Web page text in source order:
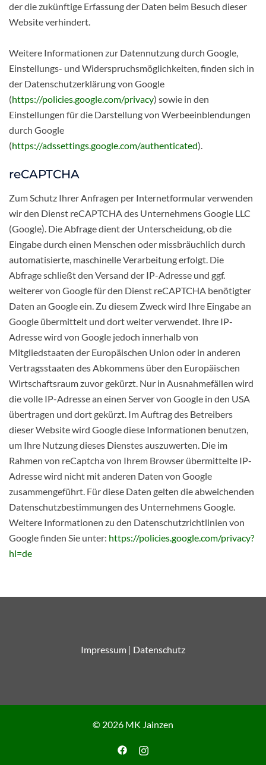
der die zukünftige Erfassung der Daten beim Besuch dieser
Website verhindert.
Weitere Informationen zur Datennutzung durch Google,
Einstellungs- und Widerspruchsmöglichkeiten, finden sich in
der Datenschutzerklärung von Google
(https://policies.google.com/privacy) sowie in den
Einstellungen für die Darstellung von Werbeeinblendungen
durch Google
(https://adssettings.google.com/authenticated).
reCAPTCHA
Zum Schutz Ihrer Anfragen per Internetformular verwenden
wir den Dienst reCAPTCHA des Unternehmens Google LLC
(Google). Die Abfrage dient der Unterscheidung, ob die
Eingabe durch einen Menschen oder missbräuchlich durch
automatisierte, maschinelle Verarbeitung erfolgt. Die
Abfrage schließt den Versand der IP-Adresse und ggf.
weiterer von Google für den Dienst reCAPTCHA benötigter
Daten an Google ein. Zu diesem Zweck wird Ihre Eingabe an
Google übermittelt und dort weiter verwendet. Ihre IP-
Adresse wird von Google jedoch innerhalb von
Mitgliedstaaten der Europäischen Union oder in anderen
Vertragsstaaten des Abkommens über den Europäischen
Wirtschaftsraum zuvor gekürzt. Nur in Ausnahmefällen wird
die volle IP-Adresse an einen Server von Google in den USA
übertragen und dort gekürzt. Im Auftrag des Betreibers
dieser Website wird Google diese Informationen benutzen,
um Ihre Nutzung dieses Dienstes auszuwerten. Die im
Rahmen von reCaptcha von Ihrem Browser übermittelte IP-
Adresse wird nicht mit anderen Daten von Google
zusammengeführt. Für diese Daten gelten die abweichenden
Datenschutzbestimmungen des Unternehmens Google.
Weitere Informationen zu den Datenschutzrichtlinien von
Google finden Sie unter: https://policies.google.com/privacy?
hl=de
Impressum | Datenschutz
© 2026 MK Jainzen
https://www.facebook.com/
https://www.instagram.com/